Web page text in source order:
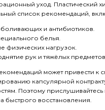
уход. Пластический
список рекомендаций,
и антибиотиков.
белья.
физических нагрузок.
рук и тяжёлых
может привести к
капсулярной
Поэтому прислушивайтесь
быстрого восстановления.